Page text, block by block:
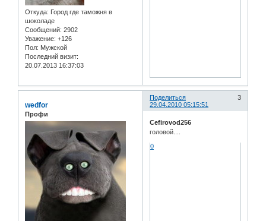
Откуда: Город где таможня в
шоколаде
Сообщений: 2902
Уважение: +126
Пол: Мужской
Последний визит:
20.07.2013 16:37:03
Поделиться
3
29.04.2010 05:15:51
wedfor
Профи
Cefirovod256
головой....
0